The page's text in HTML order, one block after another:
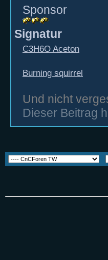
Sponsor
Signatur
C3H6O Aceton
Burning squirrel
Und nicht
Dieser Beitrag